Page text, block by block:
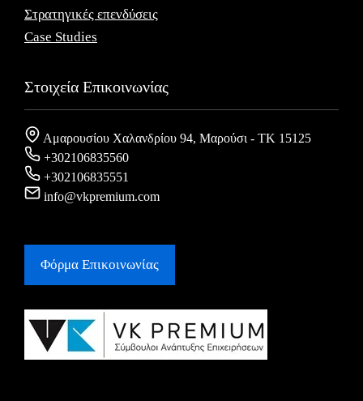
Στρατηγικές επενδύσεις
Case Studies
Στοιχεία Επικοινωνίας
Αμαρουσίου Χαλανδρίου 94, Μαρούσι - ΤΚ 15125
+302106835560
+302106835551
info@vkpremium.com
Φόρμα Eπικοινωνίας